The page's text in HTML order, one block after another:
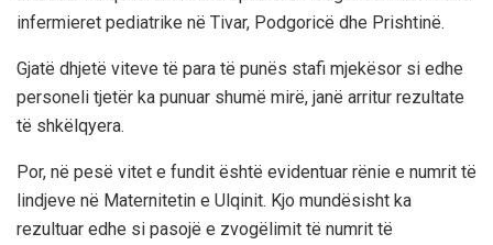
infermieret pediatrike në Tivar, Podgoricë dhe Prishtinë.
Gjatë dhjetë viteve të para të punës stafi mjekësor si edhe
personeli tjetër ka punuar shumë mirë, janë arritur rezultate
të shkëlqyera.
Por, në pesë vitet e fundit është evidentuar rënie e numrit të
lindjeve në Maternitetin e Ulqinit. Kjo mundësisht ka
rezultuar edhe si pasojë e zvogëlimit të numrit të